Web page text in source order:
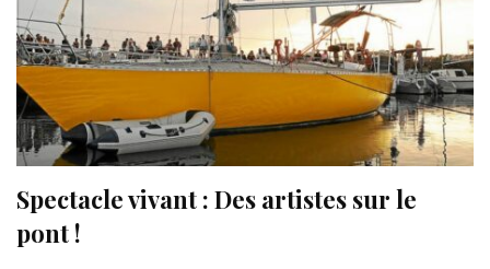
Spectacle vivant : Des artistes sur le
pont !